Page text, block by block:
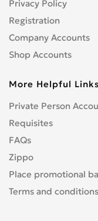
Privacy Policy
Registration
Company Accounts
Shop Accounts
More Helpful Links
Private Person
Requisites
FAQs
Zippo
Place promotional
Terms and